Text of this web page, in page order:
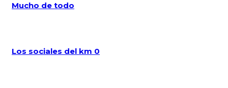
Mucho de todo
Los sociales del km 0